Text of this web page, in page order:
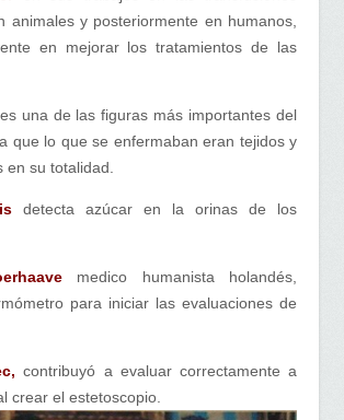
animales y posteriormente en humanos,
en mejorar los tratamientos de las
una de las figuras más importantes del
que lo que se enfermaban eran tejidos y
en su totalidad.
detecta azúcar en la orinas de los
medico humanista holandés,
para iniciar las evaluaciones de
contribuyó a evaluar correctamente a
crear el estetoscopio.